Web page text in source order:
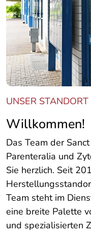
UNSER STANDORT
Willkommen!
Das Team der
Parenteralia und
Sie herzlich. Seit
Team steht im
eine breite Palette
und spezialisierten